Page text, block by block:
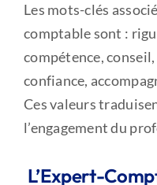
Les mots-clés
comptable sont :
compétence,
confiance,
Ces valeurs
l’engagement du
L’Expert-